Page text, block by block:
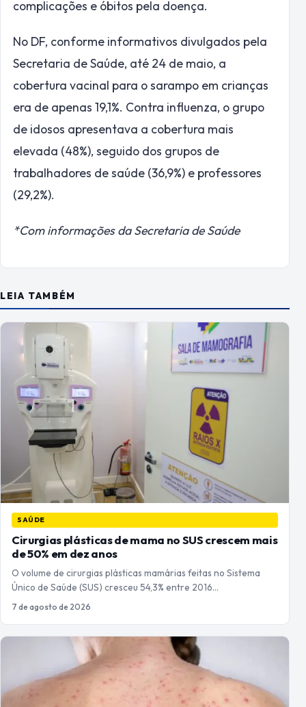
complicações e óbitos pela doença.
No DF, conforme informativos divulgados pela
Secretaria de Saúde, até 24 de maio, a
cobertura vacinal para o sarampo em crianças
era de apenas 19,1%. Contra influenza, o grupo
de idosos apresentava a cobertura mais
elevada (48%), seguido dos grupos de
trabalhadores de saúde (36,9%) e professores
(29,2%).
*Com informações da Secretaria de Saúde
LEIA TAMBÉM
SAÚDE
Cirurgias plásticas de mama no SUS crescem mais
de 50% em dez anos
O volume de cirurgias plásticas mamárias feitas no Sistema
Único de Saúde (SUS) cresceu 54,3% entre 2016…
7 de agosto de 2026